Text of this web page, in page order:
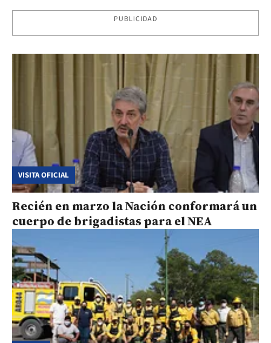
PUBLICIDAD
VISITA OFICIAL
Recién en marzo la Nación conformará un
cuerpo de brigadistas para el NEA